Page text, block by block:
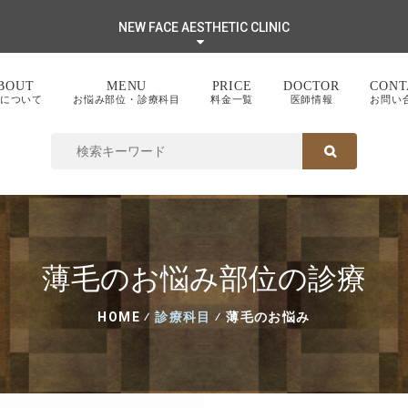
NEW FACE AESTHETIC CLINIC
ついて
MENU
お悩み部位・診療科目
PRICE
料金一覧
DOCTOR
医師情報 お問い
SEARCH
薄毛のお悩み部位の診療
HOME ⁄診療科目 ⁄薄毛のお悩み